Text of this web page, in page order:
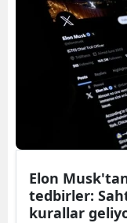
Elon
tedbirler:
kurallar